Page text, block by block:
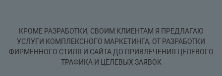
КРОМЕ РАЗРАБОТКИ, СВОИМ КЛИЕНТАМ Я ПРЕДЛАГАЮ
УСЛУГИ КОМПЛЕКСНОГО МАРКЕТИНГА, ОТ РАЗРАБОТКИ
ФИРМЕННОГО СТИЛЯ И САЙТА ДО ПРИВЛЕЧЕНИЯ ЦЕЛЕВОГО
ТРАФИКА И ЦЕЛЕВЫХ ЗАЯВОК